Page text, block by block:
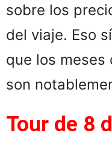
sobre los
del viaje. Eso
que los meses
son
Tour de 8